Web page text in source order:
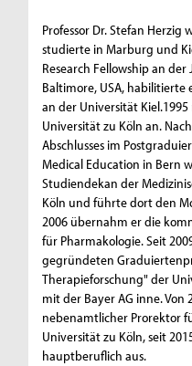
Professor Dr. Stefan Herzig
studierte in Marburg und
Research Fellowship an
Baltimore, USA, habilitierte
an der Universität
Universität zu Köln an.
Abschlusses im
Medical Education in Bern
Studiendekan der
Köln und führte dort den
2006 übernahm er die
für Pharmakologie. Seit
gegründeten
Therapieforschung" der
mit der Bayer AG inne. Von
nebenamtlicher Prorektor
Universität zu Köln, seit
hauptberuflich aus.